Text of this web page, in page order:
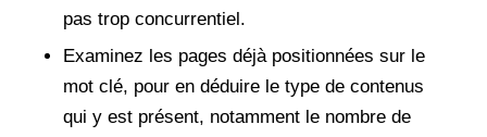
pas trop concurrentiel.
Examinez les pages déjà positionnées sur le
mot clé, pour en déduire le type de contenus
qui y est présent, notamment le nombre de